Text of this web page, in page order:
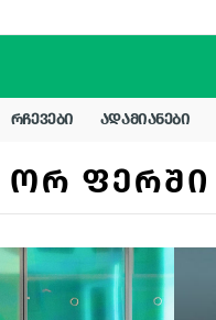
ᲠᲩᲔᲕᲔᲑᲘ ᲐᲓᲐᲛᲘᲐᲜᲔᲑᲘ
ᲤᲔᲠᲨᲘ